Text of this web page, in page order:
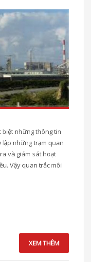
biệt những thông tin
lập những trạm quan
và giám sát hoạt
Vậy quan trắc môi
XEM THÊM